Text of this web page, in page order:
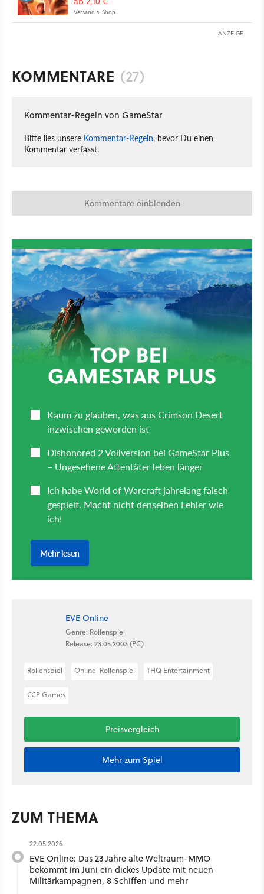
Versand s. Shop
ANZEIGE
KOMMENTARE (27)
Kommentar-Regeln von GameStar
Bitte lies unsere Kommentar-Regeln, bevor Du einen
Kommentar verfasst.
Kommentare einblenden
EVE Online
Genre: Rollenspiel
Release: 23.05.2003 (PC)
Rollenspiel Online-Rollenspiel THQ Entertainment
CCP Games
Preisvergleich
Mehr zum Spiel
ZUM THEMA
22.05.2026
EVE Online: Das 23 Jahre alte Weltraum-MMO
bekommt im Juni ein dickes Update mit neuen
Militärkampagnen, 8 Schiffen und mehr